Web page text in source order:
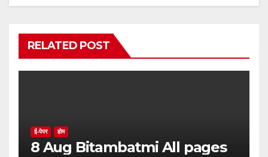
RELATED POST
ई-पेपर होम
8 Aug Bitambatmi All pages